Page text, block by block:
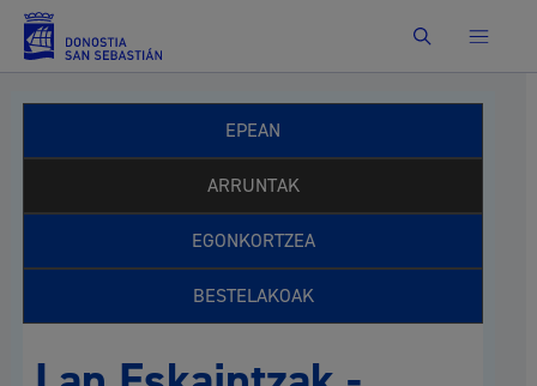
Bilatu
EPEAN
ARRUNTAK
EGONKORTZEA
BESTELAKOAK